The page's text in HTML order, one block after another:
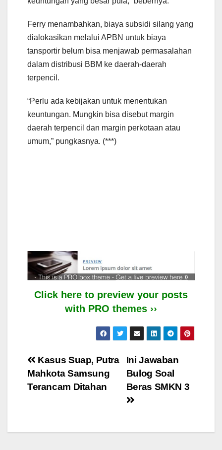
Ferry menambahkan, biaya subsidi silang yang
dialokasikan melalui APBN untuk biaya
tansportir belum bisa menjawab permasalahan
dalam distribusi BBM ke daerah-daerah
terpencil.
“Perlu ada kebijakan untuk menentukan
keuntungan. Mungkin bisa disebut margin
daerah terpencil dan margin perkotaan atau
umum,” pungkasnya. (***)
Click here to preview your posts
with PRO themes ››
Post
navigation
Ini Jawaban
Bulog Soal
Beras SMKN 3
Kasus Suap, Putra
Mahkota Samsung
Terancam Ditahan